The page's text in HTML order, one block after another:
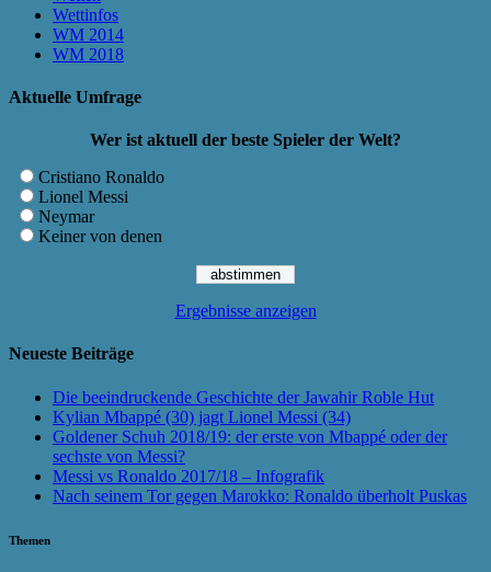
Wettinfos
WM 2014
WM 2018
Aktuelle Umfrage
Wer ist aktuell der beste Spieler der Welt?
Cristiano Ronaldo
Lionel Messi
Neymar
Keiner von denen
Ergebnisse anzeigen
Neueste Beiträge
Die beeindruckende Geschichte der Jawahir Roble Hut
Kylian Mbappé (30) jagt Lionel Messi (34)
Goldener Schuh 2018/19: der erste von Mbappé oder der
sechste von Messi?
Messi vs Ronaldo 2017/18 – Infografik
Nach seinem Tor gegen Marokko: Ronaldo überholt Puskas
Themen